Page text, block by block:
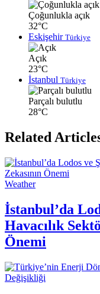
Çoğunlukla açık
32°C
Eskişehir Türkiye
Açık
23°C
İstanbul Türkiye
Parçalı bulutlu
28°C
Related
Weather
İstanbul’da
Havacılık
Önemi
Değişikliği